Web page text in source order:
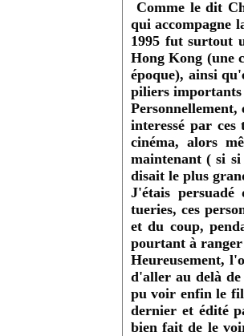
Comme le dit
qui accompagne
1995 fut surtout
Hong Kong (une
époque), ainsi
piliers importants
Personnellement,
interessé par
cinéma, alors
maintenant ( si si
disait le plus
J'étais
tueries, ces
et du coup,
pourtant à ranger
Heureusement,
d'aller au delà
pu voir enfin le
dernier et édité
bien fait de le